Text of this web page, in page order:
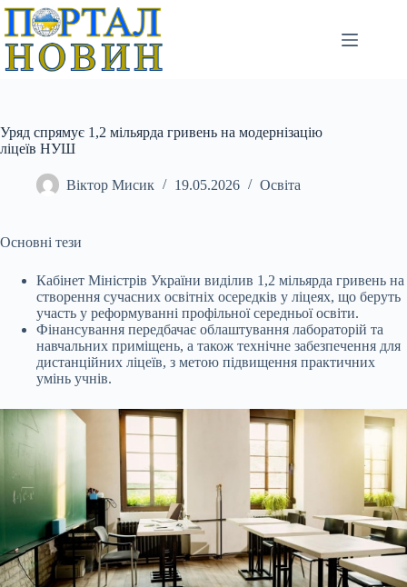
Перейти
вмісту
Уряд спрямує 1,2 мільярда гривень на модернізацію
ліцеїв НУШ
Віктор Мисик 19.05.2026 Освіта
Основні тези
Кабінет Міністрів України виділив 1,2 мільярда гривень на
створення сучасних освітніх осередків у ліцеях, що беруть
участь у реформуванні профільноїсередньої освіти.
Фінансування передбачає облаштування лабораторій та
навчальних приміщень, а також технічне забезпечення для
дистанційних ліцеїв, з метою підвищення практичних
умінь учнів.